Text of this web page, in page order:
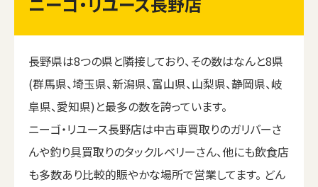
長野県は8つの県と隣接しており、その数はなんと8県
(群馬県、埼玉県、新潟県、富山県、山梨県、静岡県、岐
阜県、愛知県)と最多の数を誇っています。
ニーゴ・リユース長野店は中古車買取りのガリバーさ
んや釣り具買取りのタックルベリーさん、他にも飲食店
も多数あり比較的賑やかな場所で営業してます。 どん